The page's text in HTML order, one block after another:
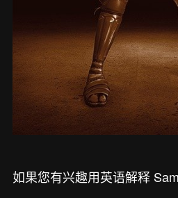
如果您有兴趣用英语解释